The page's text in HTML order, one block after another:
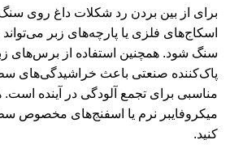
برای از بین بردن رد شکلات داغ روی سنگ
اسکاج‌های فلزی یا پارچه‌های زبر
سنگ شود. همچنین استفاده از برس‌های
پاک‌کننده صنعتی باعث
مناسبی برای تجمع آلودگی در آینده
میکروفایبر نرم یا اسفنج‌های مخصوص
کنید.